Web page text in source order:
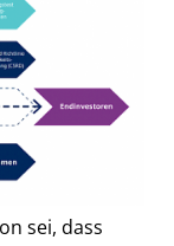
sei, dass